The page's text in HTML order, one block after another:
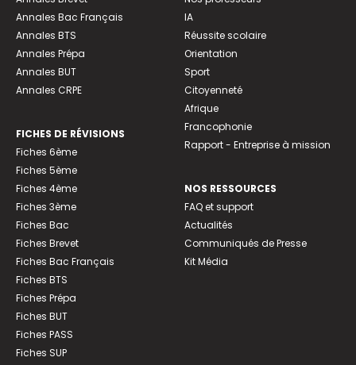
Annales Bac Français
Annales BTS
Annales Prépa
Annales BUT
Annales CRPE
FICHES DE RÉVISIONS
Fiches 6ème
Fiches 5ème
Fiches 4ème
Fiches 3ème
Fiches Bac
Fiches Brevet
Fiches Bac Français
Fiches BTS
Fiches Prépa
Fiches BUT
Fiches PASS
Fiches SUP
IA
Réussite scolaire
Orientation
Sport
Citoyenneté
Afrique
Francophonie
Rapport - Entreprise à mission
NOS RESSOURCES
FAQ et support
Actualités
Communiqués de Presse
Kit Média